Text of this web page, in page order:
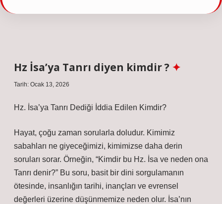
Hz İsa’ya Tanrı diyen kimdir ?
Tarih: Ocak 13, 2026
Hz. İsa’ya Tanrı Dediği İddia Edilen Kimdir?
Hayat, çoğu zaman sorularla doludur. Kimimiz
sabahları ne giyeceğimizi, kimimizse daha derin
soruları sorar. Örneğin, “Kimdir bu Hz. İsa ve neden ona
Tanrı denir?” Bu soru, basit bir dini sorgulamanın
ötesinde, insanlığın tarihi, inançları ve evrensel
değerleri üzerine düşünmemize neden olur. İsa’nın